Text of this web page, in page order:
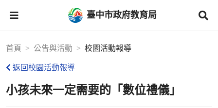
臺中市政府教育局
首頁 公告與活動 校園活動報導
返回校園活動報導
小孩未來一定需要的「數位禮儀」